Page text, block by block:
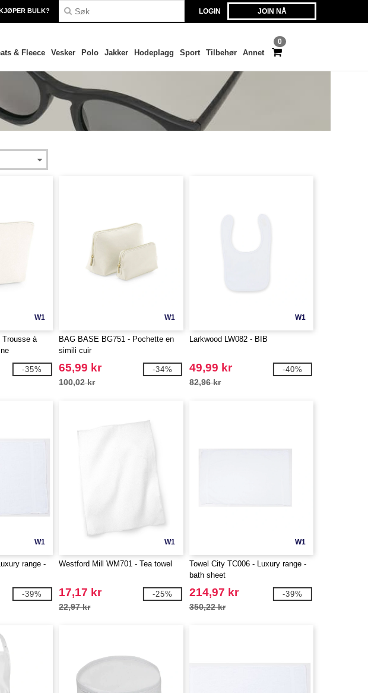
LOGIN JOIN NÅ
BULK?
0
& Fleece Vesker Polo Jakker Hodeplagg Sport Tilbehør Annet
W1
Trousse à
-35%
W1
BAG BASE BG751 - Pochette en
simili cuir
65,99 kr
100,02 kr
-34%
W1
Larkwood LW082 - BIB
49,99 kr
82,96 kr
-40%
W1
range -
-39%
W1
Westford Mill WM701 - Tea towel
17,17 kr
22,97 kr
-25%
W1
Towel City TC006 - Luxury range -
bath sheet
214,97 kr
350,22 kr
-39%